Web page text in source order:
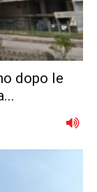
dopo le